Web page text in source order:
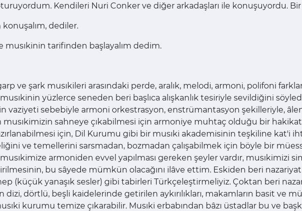
Kendileri Nuri Conker ve diğer arkadaşları ile konuşuyordu. Bir
dediler.
musıkinin tarifinden başlayalım dedim.
ve şark musıkileri arasındaki perde, aralık, melodi, armoni, polifoni
yüzlerce seneden beri başlıca alışkanlık tesiriyle sevildiğini
vaziyeti sebebiyle armoni orkestrasyon, enstrümantasyon şekilleriyle,
sahneye çıkabilmesi için armoniye muhtaç olduğu bir
için, Dil Kurumu gibi bir musıki akademisinin teşkiline kat'i
ve temellerini sarsmadan, bozmadan çalışabilmek için böyle bir
armoniden evvel yapılması gereken şeyler vardır, musıkimizi
bu sâyede mümkün olacağını ilâve ettim. Eskiden beri
(küçük yanaşık sesler) gibi tabirleri Türkçeleştirmeliyiz. Çoktan beri
dörtlü, beşli kaidelerinde getirilen aykırılıkları, makamların basit ve
kurumu temize çıkarabilir. Musıki erbabından bâzı üstadlar bu ve